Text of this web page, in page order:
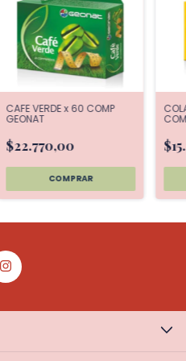
CAFE VERDE x 60 COMP
GEONAT
$22.770,00